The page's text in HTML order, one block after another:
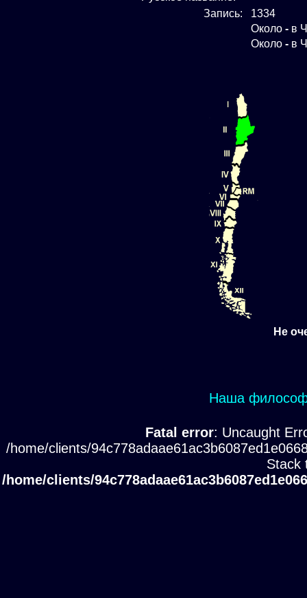
Запись:
1334
Около - в
Около - в
Не
Наша
Fatal error: Uncaught
/home/clients/
Stack
/home/clients/